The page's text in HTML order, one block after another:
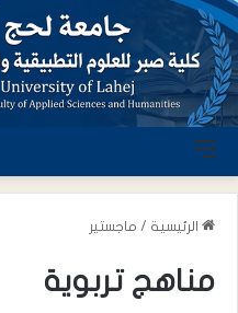
القائمة
الرئيسية / ماجستير
مناهج تربوية